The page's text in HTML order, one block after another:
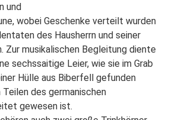
und
wobei Geschenke verteilt wurden
des Hausherrn und seiner
Zur musikalischen Begleitung diente
sechssaitige Leier, wie sie im Grab
Hülle aus Biberfell gefunden
des germanischen
gewesen ist.